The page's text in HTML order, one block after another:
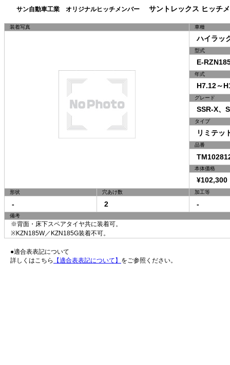
サン自動車工業 オリジナルヒッチメンバー サントレックス ヒッチ
装着写真 車種
ハイラッ
型式
E-
年式
H7.12～
グレード
SSR-X、
タイプ
リミテッ
品番
本体価格
¥102,300
形状 穴あけ数 加工等
- 2 -
備考
※背面・床下スペアタイヤ共に装着可。
※KZN185W／KZN185G装着不可。
●適合表表記について
詳しくはこちら
【適合表表記について】 をご参照ください。